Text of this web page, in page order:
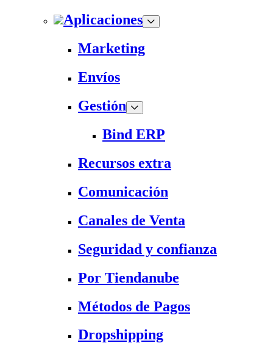
Aplicaciones
Marketing
Envíos
Gestión
Bind ERP
Recursos extra
Comunicación
Canales de Venta
Seguridad y confianza
Por Tiendanube
Métodos de Pagos
Dropshipping